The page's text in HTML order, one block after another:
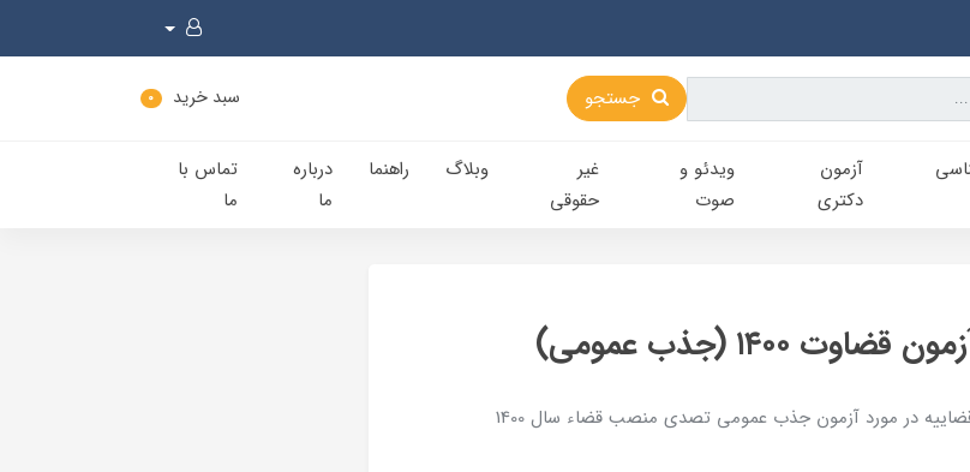
جستجو سبد خرید 0
آزمون
دکتری
ویدئو و
صوت
غیر
حقوقی
وبلاگ راهنما
درباره
ما
تماس با
ما
۱۴۰۰ (جذب عمومی)
در مورد آزمون جذب عمومی تصدی منصب قضاء سال 1400